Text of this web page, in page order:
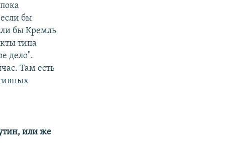
бы
бы Кремль
типа
дело".
Там есть
или же